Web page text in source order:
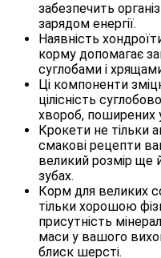
забезпечить
зарядом енергії.
Наявність
корму допомагає
суглобами і
Ці компоненти
цілісність
хвороб, поширених
Крокети не тільки
смакові рецепти
великий розмір ще
зубах.
Корм для великих
тільки хорошою
присутність
маси у вашого
блиск шерсті.